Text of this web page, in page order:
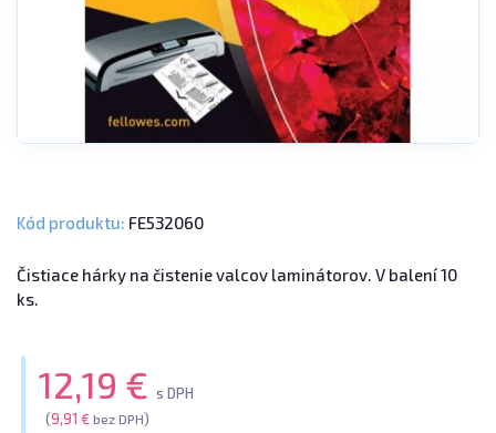
Kód produktu: FE532060
Čistiace hárky na čistenie valcov laminátorov. V balení 10
ks.
12,19 € s DPH
(9,91 € bez DPH)